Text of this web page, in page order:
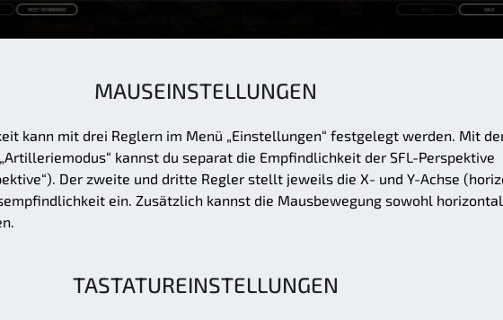
MAUSEINSTELLUNGEN
kann mit drei Reglern im Menü „Einstellungen“ festgelegt werden. Mit
kannst du separat die Empfindlichkeit der SFL-Perspektive
Der zweite und dritte Regler stellt jeweils die X- und Y-Achse
ein. Zusätzlich kannst die Mausbewegung sowohl
TASTATUREINSTELLUNGEN